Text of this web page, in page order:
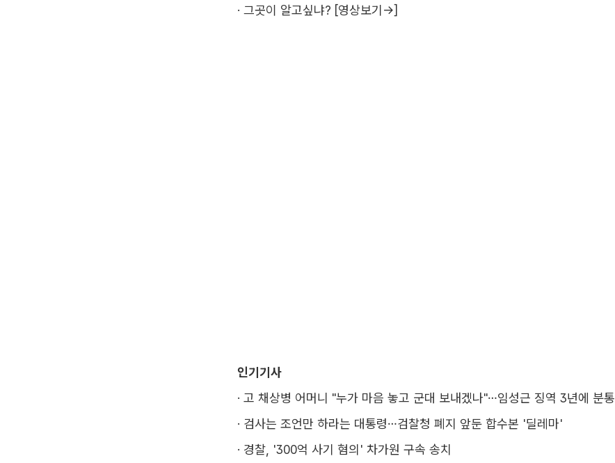
· 그곳이 알고싶냐? [영상보기→]
인기기사
· 고 채상병 어머니 "누가 마음 놓고 군대 보내겠나"…임성근 징역 3년에 분통
· 검사는 조언만 하라는 대통령…검찰청 폐지 앞둔 합수본 '딜레마'
· 경찰, '300억 사기 혐의' 차가원 구속 송치